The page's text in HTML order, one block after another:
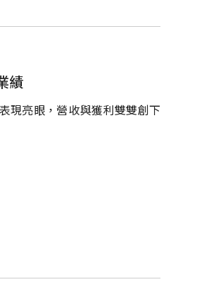
績
現亮眼，營收與獲利雙雙創下